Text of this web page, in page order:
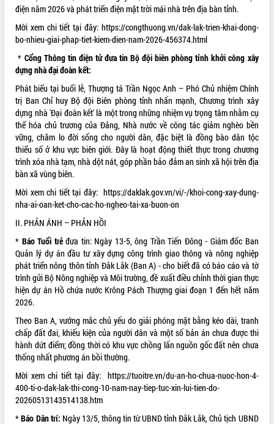
công tỉnh
thi Sáng tạo Kỹ thuật 2024 - 2025
Đắk Lắk rà soát, điều chỉnh Đề án 190
về phát triển nuôi trồng thủy sản
Phó Chủ tịch UBND tỉnh Đắk Lắk
Trương Công Thái kiểm tra thực địa
Dự án cao tốc Khánh Hòa - Buôn Ma
Thuột
Định vị cà phê Việt Nam như một “di
sản sống” trong dòng chảy toàn cầu
Xây dựng nông thôn mới: Nâng cao đời
sống người dân từ những mô hình thiết
thực
Quyết liệt tháo gỡ vướng mắc, đẩy
nhanh tiến độ các dự án trọng điểm
trong Khu kinh tế Nam Phú Yên
tồn biển
Lấy ý kiến điều chỉnh Quy hoạch tỉnh
Đắk Lắk thời kỳ 2021-2030, tầm nhìn
đến năm 2050
Phát động chiến dịch 30 ngày đêm
ven biển
Đắk Lắk nỗ lực thúc đẩy tăng trưởng
kinh tế từ 10% trở lên trong Quý
II/2026
Đắk Lắk ký kết thỏa thuận hợp tác về
chuyển đổi số giai đoạn 2026 – 2030
với Tập đoàn Bưu chính Viễn thông
Việt Nam
điện năm 2026 và phát triển điện mặt trời mái nhà trên địa bàn tỉnh.
Mời xem chi tiết tại đây: https://congthuong.vn/dak-lak-trien-khai-dong-
bo-nhieu-giai-phap-tiet-kiem-dien-nam-2026-456374.html
* Cổng Thông tin điện tử đưa tin Bộ đội biên phòng tỉnh khởi công xây
dựng nhà đại đoàn kết:
Phát biểu tại buổi lễ, Thượng tá Trần Ngọc Anh – Phó Chủ nhiệm Chính
trị Ban Chỉ huy Bộ đội Biên phòng tỉnh nhấn mạnh, Chương trình xây
dựng nhà 'Đại đoàn kết' là một trong những nhiệm vụ trọng tâm nhằm cụ
thể hóa chủ trương của Đảng, Nhà nước về công tác giảm nghèo bền
vững, chăm lo đời sống cho người dân, đặc biệt là đồng bào dân tộc
thiểu số ở khu vực biên giới. Đây là hoạt động thiết thực trong chương
trình xóa nhà tạm, nhà dột nát, góp phần bảo đảm an sinh xã hội trên địa
bàn xã vùng biên.
Mời xem chi tiết tại đây: https://daklak.gov.vn/vi/-/khoi-cong-xay-dung-
nha-ai-oan-ket-cho-cac-ho-ngheo-tai-xa-buon-on
II. PHẢN ÁNH – PHẢN HỒI
* Báo Tuổi trẻđưa tin: Ngày 13-5, ông Trần Tiến Đông - Giám đốc Ban
Quản lý dự án đầu tư xây dựng công trình giao thông và nông nghiệp
phát triển nông thôn tỉnh Đắk Lắk (Ban A) - cho biết đã có báo cáo và tờ
trình gửi Bộ Nông nghiệp và Môi trường, đề xuất điều chỉnh thời gian thực
hiện dự án Hồ chứa nướcKrông Pách Thượng giai đoạn 1 đến hết năm
2026.
Theo Ban A, vướng mắc chủ yếu do giải phóng mặt bằng kéo dài, tranh
chấp đất đai, khiếu kiện của người dân và một số bản án chưa được thi
hành dứt điểm; đồng thời có khu vực chồng lấn nguồn gốc đất nên chưa
thống nhất phương án bồi thường.
Mời xem chi tiết tại đây: https://tuoitre.vn/du-an-ho-chua-nuoc-hon-4-
400-ti-o-dak-lak-thi-cong-10-nam-nay-tiep-tuc-xin-lui-tien-do-
20260513143514138.htm
*Báo Dân trí: Ngày 13/5, thông tin từ UBND tỉnh Đắk Lắk, Chủ tịch UBND